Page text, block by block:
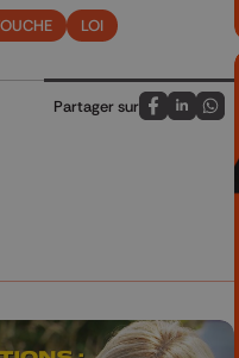
LOI
Partager sur
Partagez sur